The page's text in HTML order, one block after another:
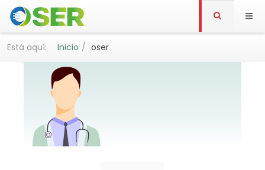
Está aquí: Inicio oser